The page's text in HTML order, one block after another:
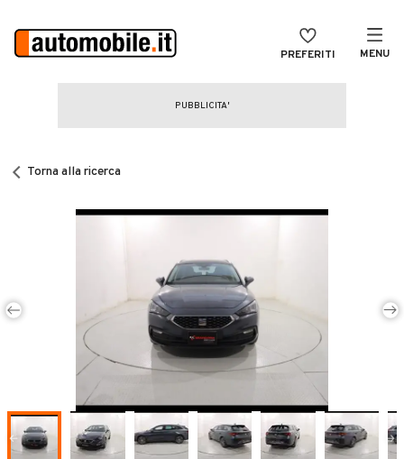
PREFERITI MENU
CERCA
Noleggio a lungo termine
Auto d'epoca
Camper
Veicoli Commerciali
Concessionari
Torna alla ricerca